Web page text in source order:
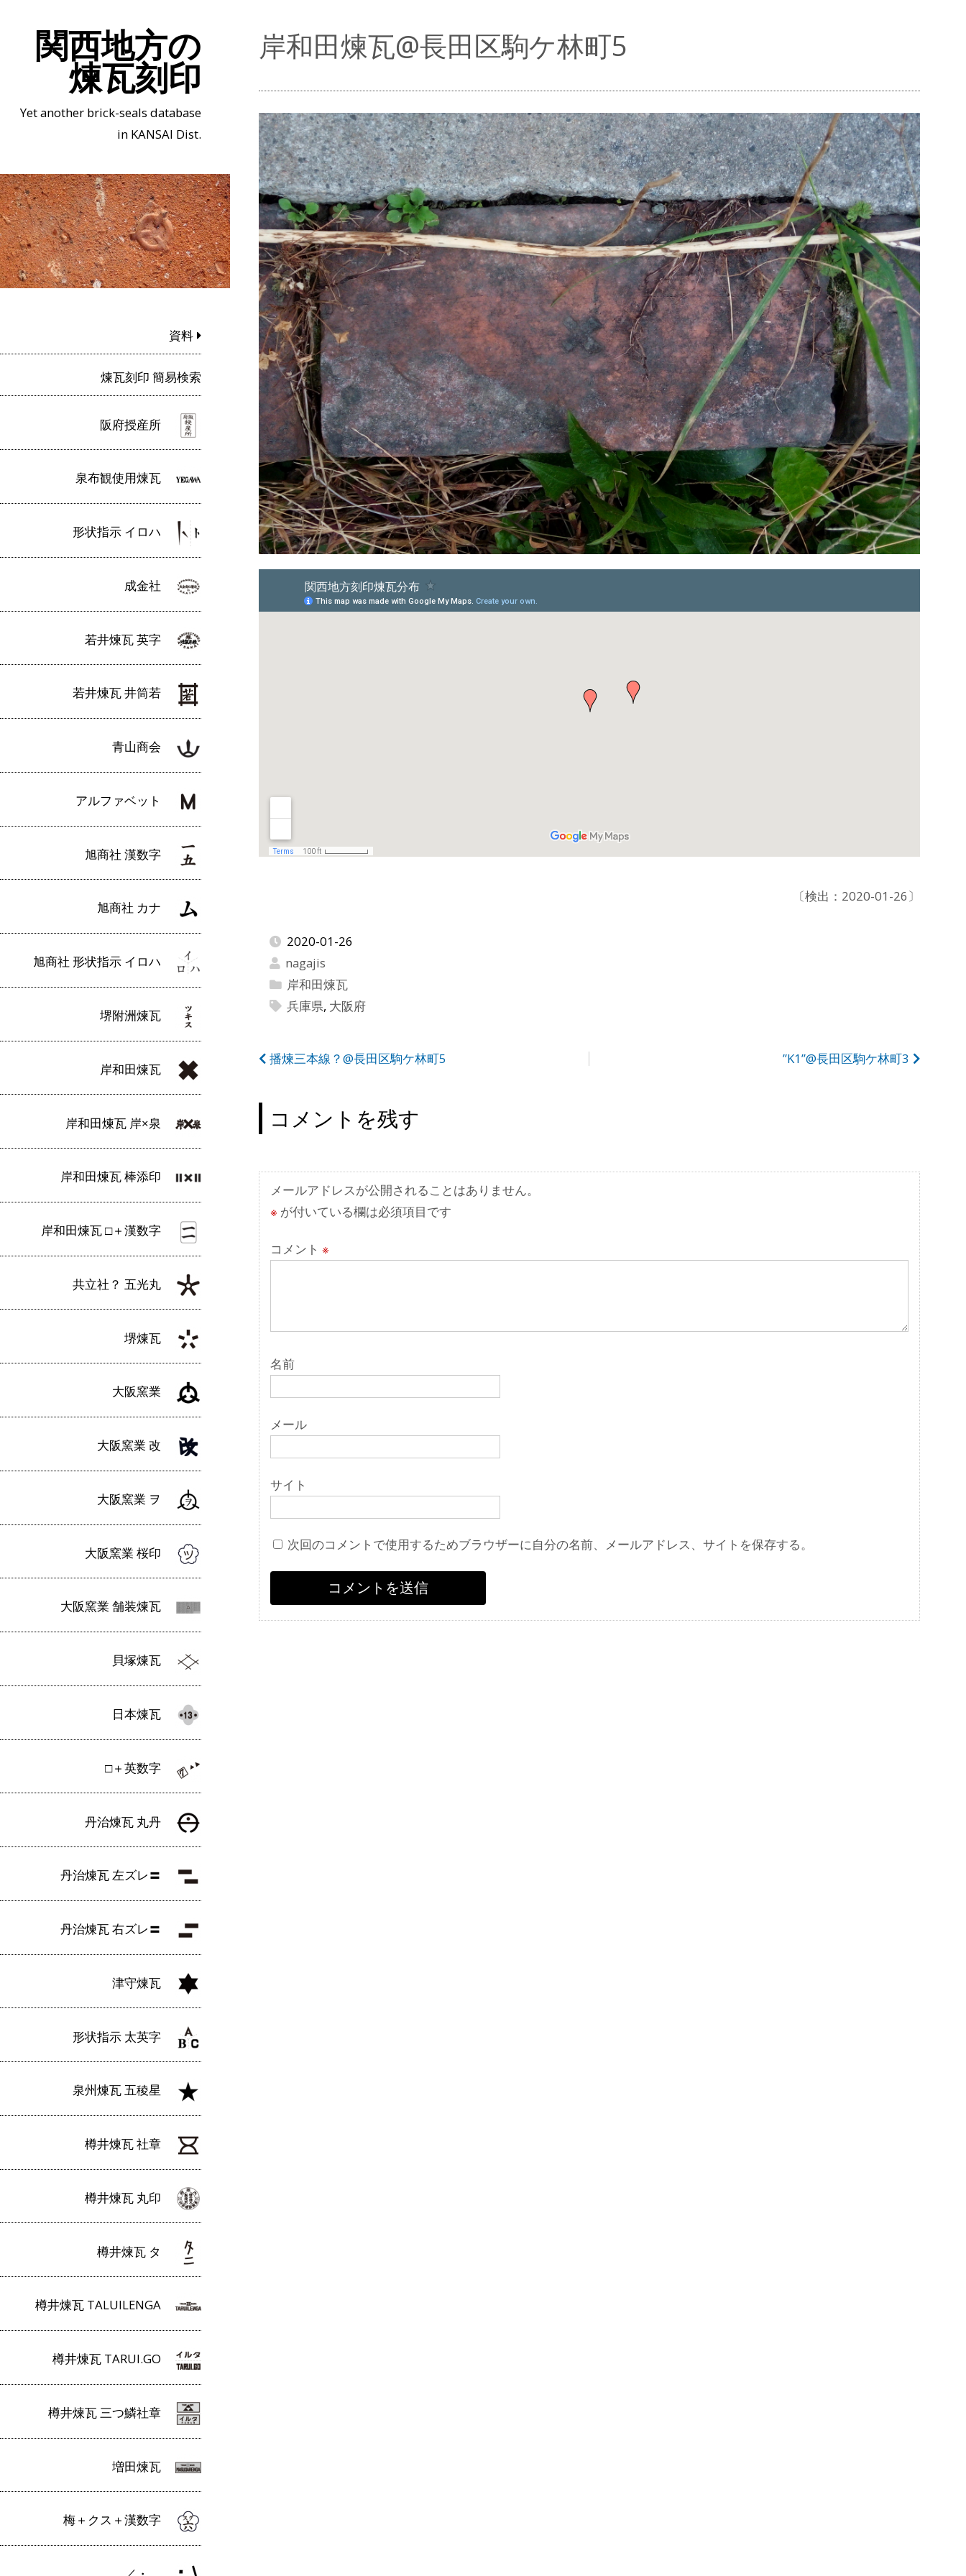
関西地方の
煉瓦刻印
Yet another brick-seals database
in KANSAI Dist.
資料
煉瓦刻印 簡易検索
阪府授産所
泉布観使用煉瓦
形状指示 イロハ
成金社
若井煉瓦 英字
若井煉瓦 井筒若
青山商会
アルファベット
旭商社 漢数字
旭商社 カナ
旭商社 形状指示 イロハ
堺附洲煉瓦
岸和田煉瓦
岸和田煉瓦 岸×泉
岸和田煉瓦 棒添印
岸和田煉瓦 □＋漢数字
共立社？ 五光丸
堺煉瓦
大阪窯業
大阪窯業 改
大阪窯業 ヲ
大阪窯業 桜印
大阪窯業 舗装煉瓦
貝塚煉瓦
日本煉瓦
□＋英数字
丹治煉瓦 丸丹
丹治煉瓦 左ズレ〓
丹治煉瓦 右ズレ〓
津守煉瓦
形状指示 太英字
泉州煉瓦 五稜星
樽井煉瓦 社章
樽井煉瓦 丸印
樽井煉瓦 タ
樽井煉瓦 TALUILENGA
樽井煉瓦 TARUI.GO
樽井煉瓦 三つ鱗社章
増田煉瓦
梅＋クス＋漢数字
岸和田煉瓦@長田区駒ケ林町5
〔検出：2020-01-26〕
2020-01-26
nagajis
岸和田煉瓦
兵庫県, 大阪府
投
ナ
ビ
ゲ
ー
シ
ョ
ン
”K1”@長田区駒ケ林町3
播煉三本線？@長田区駒ケ林町5
コメントを残す
メールアドレスが公開されることはありません。
※ が付いている欄は必須項目です
コメント ※
名前
メール
サイト
次回のコメントで使用するためブラウザーに自分の名前、メールアドレス、サイトを保存する。